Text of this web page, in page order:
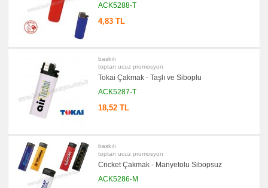
ACK5288-T
4,83 TL
baskılı
toptan ucuz promosyon
Tokai Çakmak - Taşlı ve Siboplu
ACK5287-T
18,52 TL
baskılı
toptan ucuz promosyon
Cricket Çakmak - Manyetolu Sibopsuz
ACK5286-M
promosyon
Masa
Seti
&
Sümen
Yapışkan
Notluk
Seti
&
Not
Tutucu
promosyon
promosyon
Diğer
Ürünler